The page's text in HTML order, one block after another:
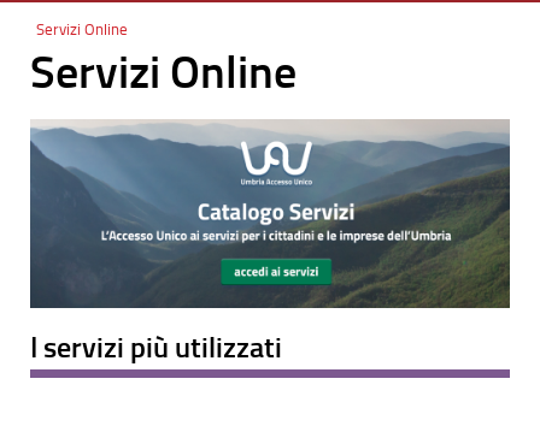
Servizi Online
Servizi Online
I servizi più utilizzati